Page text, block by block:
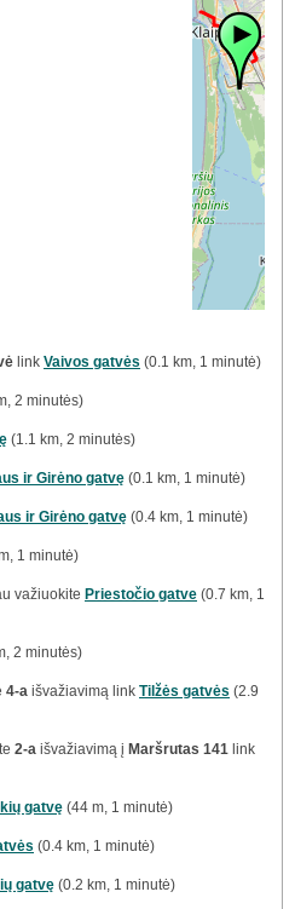
link Vaivos gatvės (0.1 km, 1 minutė)
2 minutės)
(1.1 km, 2 minutės)
ir Girėno gatvę (0.1 km, 1 minutė)
ir Girėno gatvę (0.4 km, 1 minutė)
1 minutė)
važiuokite Priestočio gatve (0.7 km, 1
2 minutės)
4-a išvažiavimą link Tilžės gatvės (2.9
2-a išvažiavimą į Maršrutas 141 link
gatvę (44 m, 1 minutė)
(0.4 km, 1 minutė)
gatvę (0.2 km, 1 minutė)